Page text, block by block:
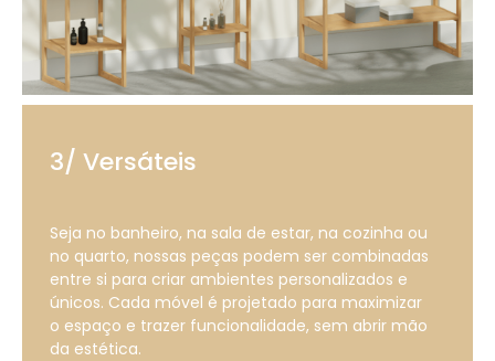
3/ Versáteis
Seja no banheiro, na sala de estar, na cozinha ou
no quarto, nossas peças podem ser combinadas
entre si para criar ambientes personalizados e
únicos. Cada móvel é projetado para maximizar
o espaço e trazer funcionalidade, sem abrir mão
da estética.